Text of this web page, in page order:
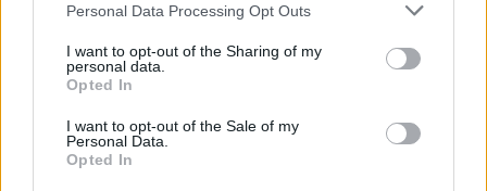
Personal Data Processing Opt Outs
I want to opt-out of the Sharing of my
personal data.
Opted In
I want to opt-out of the Sale of my
Personal Data.
Opted In